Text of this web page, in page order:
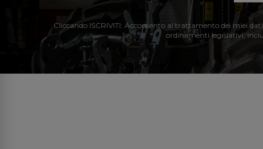
Cliccando ISCRIVITI: Acconsento al trattamento dei miei
ordinamenti legislativi,